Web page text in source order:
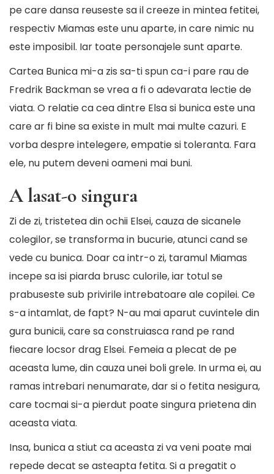
pe care dansa reuseste sa il creeze in mintea fetitei,
respectiv Miamas este unu aparte, in care nimic nu
este imposibil. Iar toate personajele sunt aparte.
Cartea Bunica mi-a zis sa-ti spun ca-i pare rau de
Fredrik Backman se vrea a fi o adevarata lectie de
viata. O relatie ca cea dintre Elsa si bunica este una
care ar fi bine sa existe in mult mai multe cazuri. E
vorba despre intelegere, empatie si toleranta. Fara
ele, nu putem deveni oameni mai buni.
A lasat-o singura
Zi de zi, tristetea din ochii Elsei, cauza de sicanele
colegilor, se transforma in bucurie, atunci cand se
vede cu bunica. Doar ca intr-o zi, taramul Miamas
incepe sa isi piarda brusc culorile, iar totul se
prabuseste sub privirile intrebatoare ale copilei. Ce
s-a intamlat, de fapt? N-au mai aparut cuvintele din
gura bunicii, care sa construiasca rand pe rand
fiecare locsor drag Elsei. Femeia a plecat de pe
aceasta lume, din cauza unei boli grele. In urma ei, au
ramas intrebari nenumarate, dar si o fetita nesigura,
care tocmai si-a pierdut poate singura prietena din
aceasta viata.
Insa, bunica a stiut ca aceasta zi va veni poate mai
repede decat se asteapta fetita. Si a pregatit o